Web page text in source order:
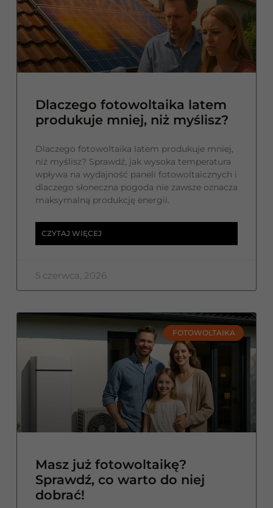
Dlaczego fotowoltaika latem
produkuje mniej, niż myślisz?
Dlaczego fotowoltaika latem produkuje mniej,
niż myślisz? Sprawdź, jak wysoka temperatura
wpływa na wydajność paneli fotowoltaicznych i
dlaczego słoneczna pogoda nie zawsze oznacza
maksymalną produkcję energii.
CZYTAJ WIĘCEJ
5 czerwca, 2026
FOTOWOLTAIKA
Masz już fotowoltaikę?
Sprawdź, co warto do niej
dobrać!